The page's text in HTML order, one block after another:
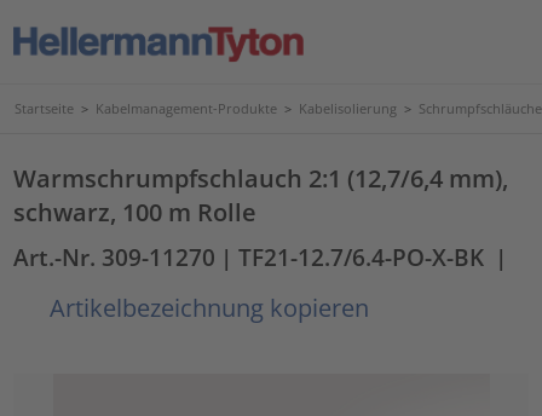
Startseite > Kabelmanagement-Produkte > Kabelisolierung > Schrumpfschläuche
Warmschrumpfschlauch 2:1 (12,7/6,4 mm),
schwarz, 100 m Rolle
Art.-Nr. 309-11270 | TF21-12.7/6.4-PO-X-BK |
Artikelbezeichnung kopieren